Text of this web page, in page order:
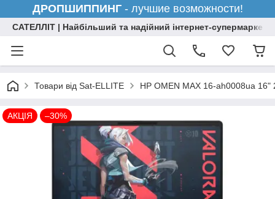
ДРОПШИППИНГ- лучшие возможности!
САТЕЛЛІТ | Найбільший та надійний інтернет-супермаркет
Товари від Sat-ELLITE HP OMEN MAX 16-ah0008ua 16"
АКЦІЯ –30%